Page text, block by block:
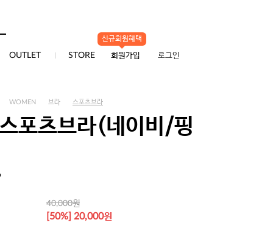
OUTLET STORE
신규회원혜택
회원가입 로그인
WOMEN 브라 스포츠브라
포츠브라(네이비/핑
40,000원
[50%] 20,000원